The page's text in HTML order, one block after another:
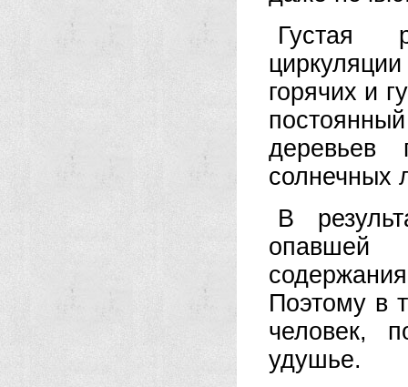
Густая
горячих и
деревьев
солнечных
В
опавшей
Поэтому в
человек,
удушье.